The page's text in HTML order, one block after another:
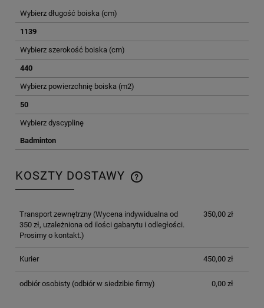
Wybierz długość boiska (cm)
1139
Wybierz szerokość boiska (cm)
440
Wybierz powierzchnię boiska (m2)
50
Wybierz dyscyplinę
Badminton
KOSZTY DOSTAWY
CENA NIE ZAWIERA EWENTUALNYCH KOSZTÓW
Transport zewnętrzny(Wycena indywidualna od
350 zł, uzależniona od ilości gabarytu i odległości.
Prosimy o kontakt.)
350,00 zł
Kurier 450,00 zł
odbiór osobisty(odbiór w siedzibie firmy) 0,00 zł